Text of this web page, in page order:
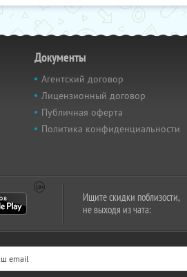
Документы
Агентский договор
Лицензионный договор
Публичная оферта
Политика конфиденциальности
Ищите скидки поблизости,
не выходя из чата: